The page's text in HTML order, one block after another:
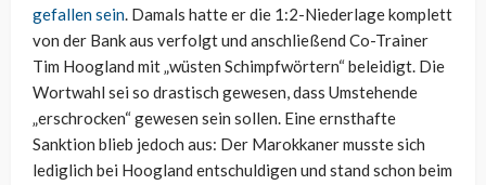
gefallen sein. Damals hatte er die 1:2-Niederlage komplett
von der Bank aus verfolgt und anschließend Co-Trainer
Tim Hoogland mit „wüsten Schimpfwörtern“ beleidigt. Die
Wortwahl sei so drastisch gewesen, dass Umstehende
„erschrocken“ gewesen sein sollen. Eine ernsthafte
Sanktion blieb jedoch aus: Der Marokkaner musste sich
lediglich bei Hoogland entschuldigen und stand schon beim